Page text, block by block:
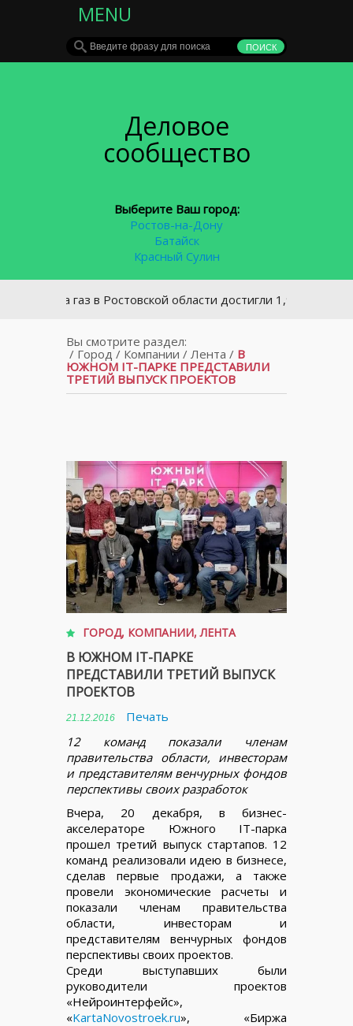
MENU
Деловое
сообщество
Выберите Ваш город:
Ростов-на-Дону
Батайск
Красный Сулин
за газ в Ростовской области достигли 1,9 млрд руб
Вы смотрите раздел:
/ Город/ Компании / Лента / В
ЮЖНОМ IT-ПАРКЕ ПРЕДСТАВИЛИ
ТРЕТИЙ ВЫПУСК ПРОЕКТОВ
ГОРОД, КОМПАНИИ,ЛЕНТА
В ЮЖНОМ IT-ПАРКЕ
ПРЕДСТАВИЛИ ТРЕТИЙ ВЫПУСК
ПРОЕКТОВ
21.12.2016
Печать
12 команд показали членам
правительства области, инвесторам
и представителям венчурных фондов
перспективы своих разработок
Вчера, 20 декабря, в бизнес-
акселераторе Южного IT-парка
прошел третий выпуск стартапов. 12
команд реализовали идею в бизнесе,
сделав первые продажи, а также
провели экономические расчеты и
показали членам правительства
области, инвесторам и
представителям венчурных фондов
перспективы своих проектов.
Среди выступавших были
руководители проектов
«Нейроинтерфейс»,
«KartaNovostroek.ru», «Биржа